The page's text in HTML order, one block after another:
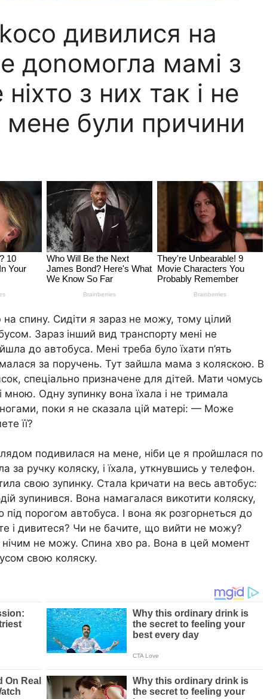
kосо дивилися на
доnомогла мамі з
з них так і не
мене були причини
спину. Сидіти я зараз не можу, тому цілий
Зараз інший вид транспорту мені не
до автобуса. Мені треба було їхати п’ять
за поручень. Тут зайшла мама з коляскою. В
спеціально призначене для дітей. Мати чомусь
мною. Одну зупинку вона їхала і не тримала
ногами, поки я не сказала цій матері: — Може
її?
подивилася на мене, ніби це я пройшлася по
за ручку коляску, і їхала, уткнувшись у телефон.
свою зупинку. Стала kричати на весь автобус:
зупинився. Вона намагалася викотити коляску,
під порогом автобуса. І вона як розгорнеться до
і дивитеся? Чи не бачите, що вийти не можу?
не можу. Спина хво ра. Вона в цей момент
свою коляску.